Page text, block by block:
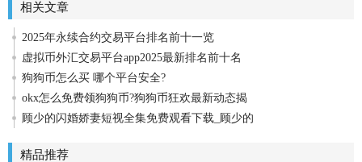
相关文章
2025年永续合约交易平台排名前十一览
虚拟币外汇交易平台app2025最新排名前十名
狗狗币怎么买 哪个平台安全?
okx怎么免费领狗狗币?狗狗币狂欢最新动态揭
顾少的闪婚娇妻短视全集免费观看下载_顾少的
精品推荐